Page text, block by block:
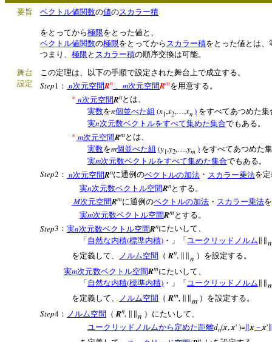
要旨 ベクトル値関数の値のスカラー積
をとってから極限をとった値と、
ベクトル値関数の極限をとってから スカラー積をとった値とは、
つまり、 極限 と スカラー積の順序交換は可能。
舞台
設定
この定理は、以下の手順で設定された舞台上で成立する。
Step1 ： n次元空間Rn 、 m次元空間Rmを用意する。
* n次元空間Rnとは、
実数をn個並べた組 (x1,x2, ,xn ) をすべてあつめた集
実n次元数ベクトルをすべて集めた集合でもある。
* m次元空間Rmとは、
実数をm個並べた組 (y1,y2, ,ym ) をすべてあつめた
実m次元数ベクトルをすべて集めた集合でもある。
Step2 ： n次元空間Rnに通例のベクトルの加法 ・ スカラー乗法を
実n次元数ベクトル空間Rnとする。
M次元空間Rmに通例のベクトルの加法 ・ スカラー乗法
実m次元数ベクトル空間Rmとする。
Step3 ： 実n次元数ベクトル空間Rnにたいして、
「 自然な内積(標準内積) ・」「 ユークリッドノルム n
を定義して、 ノルム空間 （ Rn, n ）を設定する。
実m次元数ベクトル空間Rmにたいして、
「 自然な内積(標準内積) ・」「 ユークリッドノルム
を定義して、 ノルム空間 （ Rm, m ）を設定する。
Step4 ： ノルム空間 （ Rn, n ）にたいして、
ユークリッドノルムから定めた距離dn(x,x' )= ∥x －x'
n